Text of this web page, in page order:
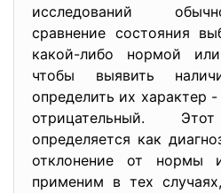
исследований
сравнение состояния
какой-либо нормой
чтобы выявить
определить их характер
отрицательный.
определяется как
отклонение от нормы
применим в тех